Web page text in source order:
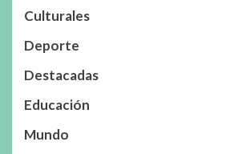
Culturales
Deporte
Destacadas
Educación
Mundo